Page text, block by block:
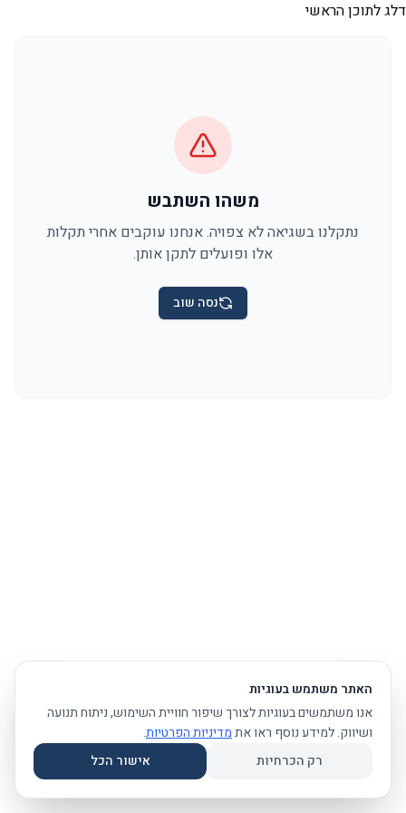
דלג לתוכן הראשי
משהו השתבש
נתקלנו בשגיאה לא צפויה. אנחנו עוקבים אחרי תקלות
אלו ופועלים לתקן אותן.
נסה שוב
האתר משתמש בעוגיות
אנו משתמשים בעוגיות לצורך שיפור חוויית השימוש, ניתוח תנועה
ושיווק. למידע נוסף ראו אתמדיניות הפרטיות.
רק הכרחיות
אישור הכל